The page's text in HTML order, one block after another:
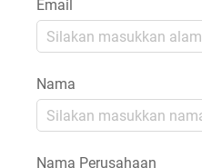
Email
Nama
Nama Perusahaan